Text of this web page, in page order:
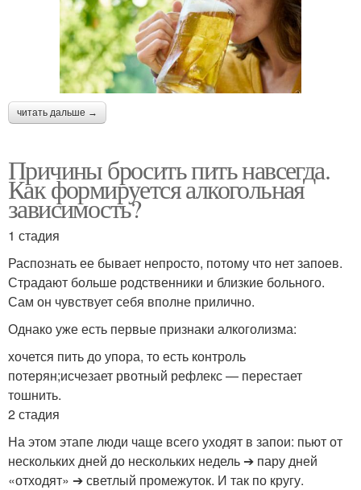
читать дальше →
Причины бросить пить навсегда.
Как формируется алкогольная
зависимость?
1 стадия
Распознать ее бывает непросто, потому что нет запоев.
Страдают больше родственники и близкие больного.
Сам он чувствует себя вполне прилично.
Однако уже есть первые признаки алкоголизма:
хочется пить до упора, то есть контроль
потерян;исчезает рвотный рефлекс — перестает
тошнить.
2 стадия
На этом этапе люди чаще всего уходят в запои: пьют от
нескольких дней до нескольких недель ➔ пару дней
«отходят» ➔ светлый промежуток. И так по кругу.